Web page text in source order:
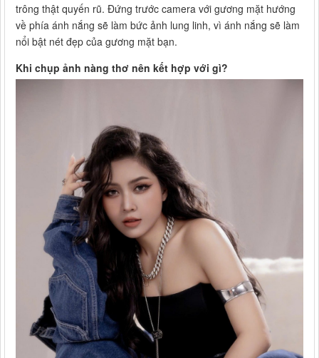
trông thật quyến rũ. Đứng trước camera với gương mặt hướng
về phía ánh nắng sẽ làm bức ảnh lung linh, vì ánh nắng sẽ làm
nổi bật nét đẹp của gương mặt bạn.
Khi chụp ảnh nàng thơ nên kết hợp với gì?